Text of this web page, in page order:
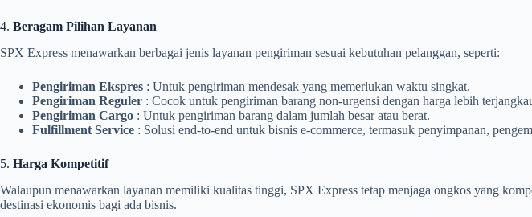
4. Beragam Pilihan Layanan
SPX Express menawarkan berbagai jenis layanan pengiriman sesuai kebutuhan pelanggan, seperti:
Pengiriman Ekspres : Untuk pengiriman mendesak yang memerlukan waktu singkat.
Pengiriman Reguler : Cocok untuk pengiriman barang non-urgensi dengan harga lebih
Pengiriman Cargo : Untuk pengiriman barang dalam jumlah besar atau berat.
Fulfillment Service : Solusi end-to-end untuk bisnis e-commerce, termasuk penyimpanan,
5. Harga Kompetitif
Walaupun menawarkan layanan memiliki kualitas tinggi, SPX Express tetap menjaga ongkos yang
destinasi ekonomis bagi ada bisnis.